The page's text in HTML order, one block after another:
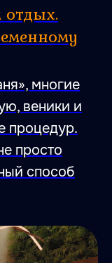
многие
веники и
процедур.
просто
способ